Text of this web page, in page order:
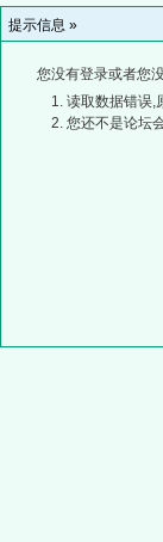
提示信息 »
您没有登录或者您
读取数据错误,
您还不是论坛